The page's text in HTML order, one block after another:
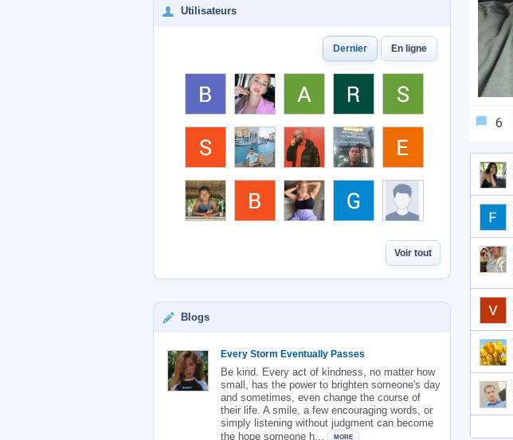
Utilisateurs
Dernier En ligne
Voir tout
Blogs
Every Storm Eventually Passes
Be kind. Every act of kindness, no matter how
small, has the power to brighten someone's day
and sometimes, even change the course of
their life. A smile, a few encouraging words, or
simply listening without judgment can become
the hope someone h...
MORE: EVERY STORM EVENTUALLY PASSES
6